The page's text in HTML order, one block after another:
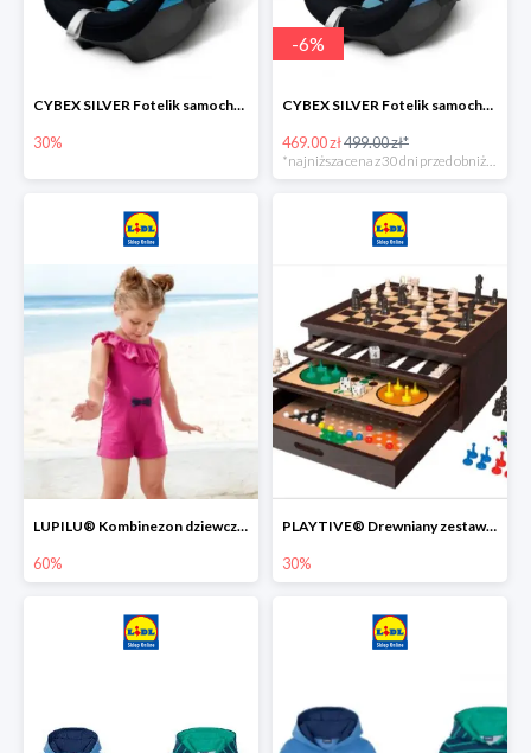
CYBEX SILVER Fotelik samochodowy -30%
30%
-6%
CYBEX SILVER Fotelik samochodowy + dostawa gratis!
469.00 zł499.00 zł*
*najniższa cena z 30 dni przed obniżką
LUPILU® Kombinezon dziewczęcy z bawełny
60%
PLAYTIVE® Drewniany zestaw gier 10 w 1
30%